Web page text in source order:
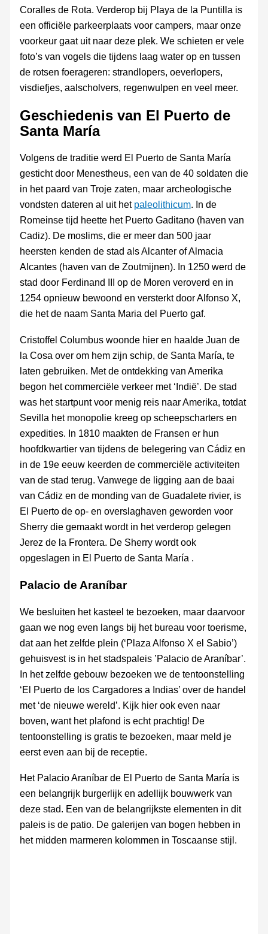
Coralles de Rota. Verderop bij Playa de la Puntilla is
een officiële parkeerplaats voor campers, maar onze
voorkeur gaat uit naar deze plek. We schieten er vele
foto’s van vogels die tijdens laag water op en tussen
de rotsen foerageren: strandlopers, oeverlopers,
visdiefjes, aalscholvers, regenwulpen en veel meer.
Geschiedenis van El Puerto de
Santa María
Volgens de traditie werd El Puerto de Santa María
gesticht door Menestheus, een van de 40 soldaten die
in het paard van Troje zaten, maar archeologische
vondsten dateren al uit het paleolithicum. In de
Romeinse tijd heette het Puerto Gaditano (haven van
Cadiz). De moslims, die er meer dan 500 jaar
heersten kenden de stad als Alcanter of Almacia
Alcantes (haven van de Zoutmijnen). In 1250 werd de
stad door Ferdinand III op de Moren veroverd en in
1254 opnieuw bewoond en versterkt door Alfonso X,
die het de naam Santa Maria del Puerto gaf.
Cristoffel Columbus woonde hier en haalde Juan de
la Cosa over om hem zijn schip, de Santa María, te
laten gebruiken. Met de ontdekking van Amerika
begon het commerciële verkeer met ‘Indië’. De stad
was het startpunt voor menig reis naar Amerika, totdat
Sevilla het monopolie kreeg op scheepscharters en
expedities. In 1810 maakten de Fransen er hun
hoofdkwartier van tijdens de belegering van Cádiz en
in de 19e eeuw keerden de commerciële activiteiten
van de stad terug. Vanwege de ligging aan de baai
van Cádiz en de monding van de Guadalete rivier, is
El Puerto de op- en overslaghaven geworden voor
Sherry die gemaakt wordt in het verderop gelegen
Jerez de la Frontera. De Sherry wordt ook
opgeslagen in El Puerto de Santa María .
Palacio de Araníbar
We besluiten het kasteel te bezoeken, maar daarvoor
gaan we nog even langs bij het bureau voor toerisme,
dat aan het zelfde plein (‘Plaza Alfonso X el Sabio’)
gehuisvest is in het stadspaleis ’Palacio de Araníbar’.
In het zelfde gebouw bezoeken we de tentoonstelling
‘El Puerto de los Cargadores a Indias’ over de handel
met ‘de nieuwe wereld’. Kijk hier ook even naar
boven, want het plafond is echt prachtig! De
tentoonstelling is gratis te bezoeken, maar meld je
eerst even aan bij de receptie.
Het Palacio Araníbar de El Puerto de Santa María is
een belangrijk burgerlijk en adellijk bouwwerk van
deze stad. Een van de belangrijkste elementen in dit
paleis is de patio. De galerijen van bogen hebben in
het midden marmeren kolommen in Toscaanse stijl.